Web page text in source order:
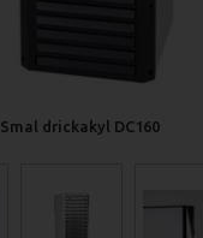
Smal drickakyl DC160